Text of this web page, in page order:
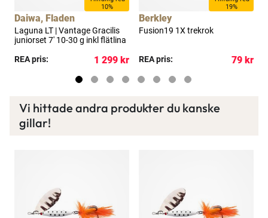
10%
Daiwa, Fladen
Laguna LT | Vantage Gracilis
juniorset 7' 10-30 g inkl flätlina
REA pris:
1 299 kr
19%
Berkley
Fusion19 1X trekrok
REA pris: 79 kr
Vi hittade andra produkter du kanske
gillar!